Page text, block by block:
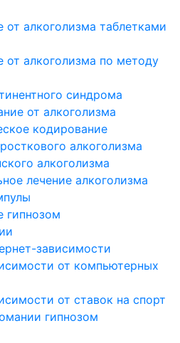
от алкоголизма таблетками
от алкоголизма по методу
синдрома
от алкоголизма
кодирование
алкоголизма
алкоголизма
лечение алкоголизма
гипнозом
зависимости
от компьютерных
от ставок на спорт
гипнозом